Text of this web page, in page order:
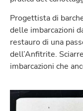
Progettista di
delle imbarcazioni
restauro di una
dell’Anfitrite.
imbarcazioni che